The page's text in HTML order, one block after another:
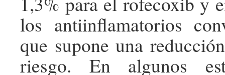
los antiinflamatorios
que supone una
riesgo. En algunos